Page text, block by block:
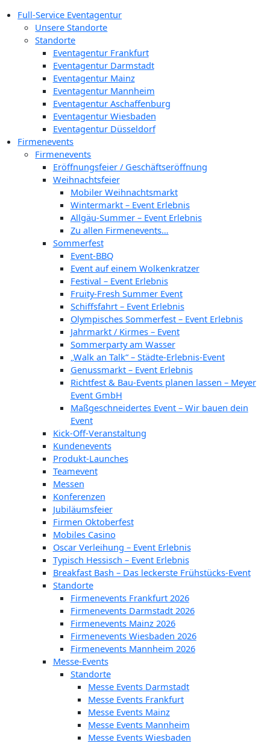
Full-Service Eventagentur
Unsere Standorte
Standorte
Eventagentur Frankfurt
Eventagentur Darmstadt
Eventagentur Mainz
Eventagentur Mannheim
Eventagentur Aschaffenburg
Eventagentur Wiesbaden
Eventagentur Düsseldorf
Firmenevents
Firmenevents
Eröffnungsfeier / Geschäftseröffnung
Weihnachtsfeier
Mobiler Weihnachtsmarkt
Wintermarkt – Event Erlebnis
Allgäu-Summer – Event Erlebnis
Zu allen Firmenevents…
Sommerfest
Event-BBQ
Event auf einem Wolkenkratzer
Festival – Event Erlebnis
Fruity-Fresh Summer Event
Schiffsfahrt – Event Erlebnis
Olympisches Sommerfest – Event Erlebnis
Jahrmarkt / Kirmes – Event
Sommerparty am Wasser
„Walk an Talk“ – Städte-Erlebnis-Event
Genussmarkt – Event Erlebnis
Richtfest & Bau-Events planen lassen – Meyer
Event GmbH
Maßgeschneidertes Event – Wir bauen dein
Event
Kick-Off-Veranstaltung
Kundenevents
Produkt-Launches
Teamevent
Messen
Konferenzen
Jubiläumsfeier
Firmen Oktoberfest
Mobiles Casino
Oscar Verleihung – Event Erlebnis
Typisch Hessisch – Event Erlebnis
Breakfast Bash – Das leckerste Frühstücks-Event
Standorte
Firmenevents Frankfurt 2026
Firmenevents Darmstadt 2026
Firmenevents Mainz 2026
Firmenevents Wiesbaden 2026
Firmenevents Mannheim 2026
Messe-Events
Standorte
Messe Events Darmstadt
Messe Events Frankfurt
Messe Events Mainz
Messe Events Mannheim
Messe Events Wiesbaden